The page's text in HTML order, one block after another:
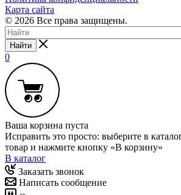
Карта сайта
© 2026 Все права защищены.
Найти
0
Ваша корзина пуста
Исправить это просто: выберите в
товар и нажмите кнопку «В корзину»
В каталог
Заказать звонок
Написать сообщение